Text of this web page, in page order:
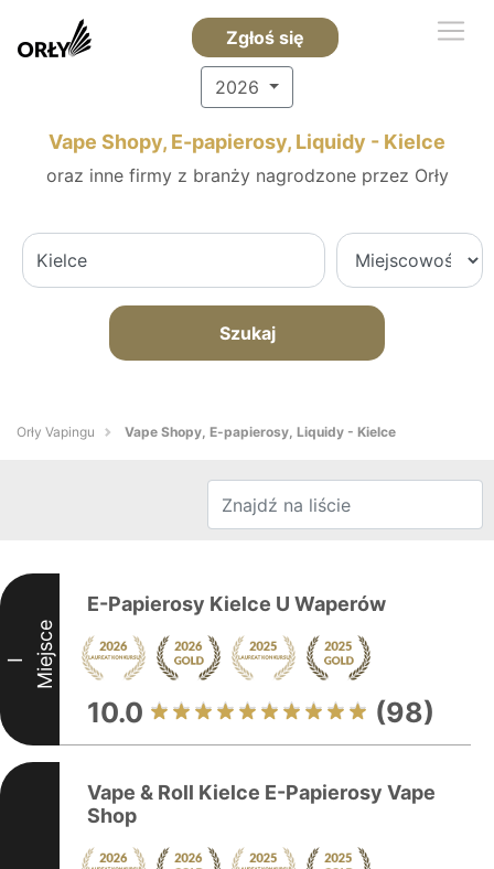
Zgłoś się
2026
Vape Shopy, E-papierosy, Liquidy - Kielce
oraz inne firmy z branży nagrodzone przez Orły
Szukaj
Orły Vapingu Vape Shopy, E-papierosy, Liquidy - Kielce
I Miejsce
E-Papierosy Kielce U Waperów
10.0 (98)
Vape & Roll Kielce E-Papierosy Vape
Shop